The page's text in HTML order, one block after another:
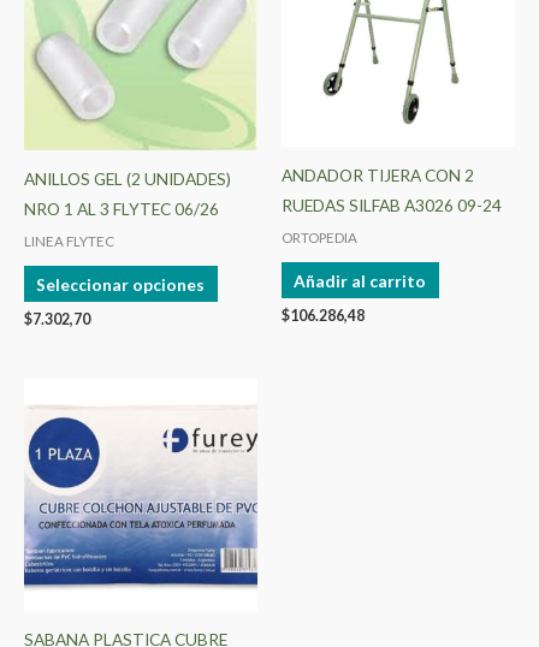
ANILLOS GEL (2 UNIDADES)
NRO 1 AL 3 FLYTEC 06/26
LINEA FLYTEC
Seleccionar opciones
múltiples
variantes.
opciones
se
pueden
$7.302,70
ANDADOR TIJERA CON 2
RUEDAS SILFAB A3026 09-24
ORTOPEDIA
Añadir al carrito
$106.286,48
SABANA PLASTICA CUBRE